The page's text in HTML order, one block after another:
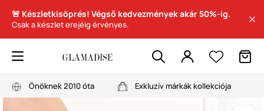
🚨 Készletkisöprés! Végső kedvezmények akár 50%-ig.
Csak a készlet erejéig érvényes.
Önöknek 2010 óta Exkluzív márkák kollekciója